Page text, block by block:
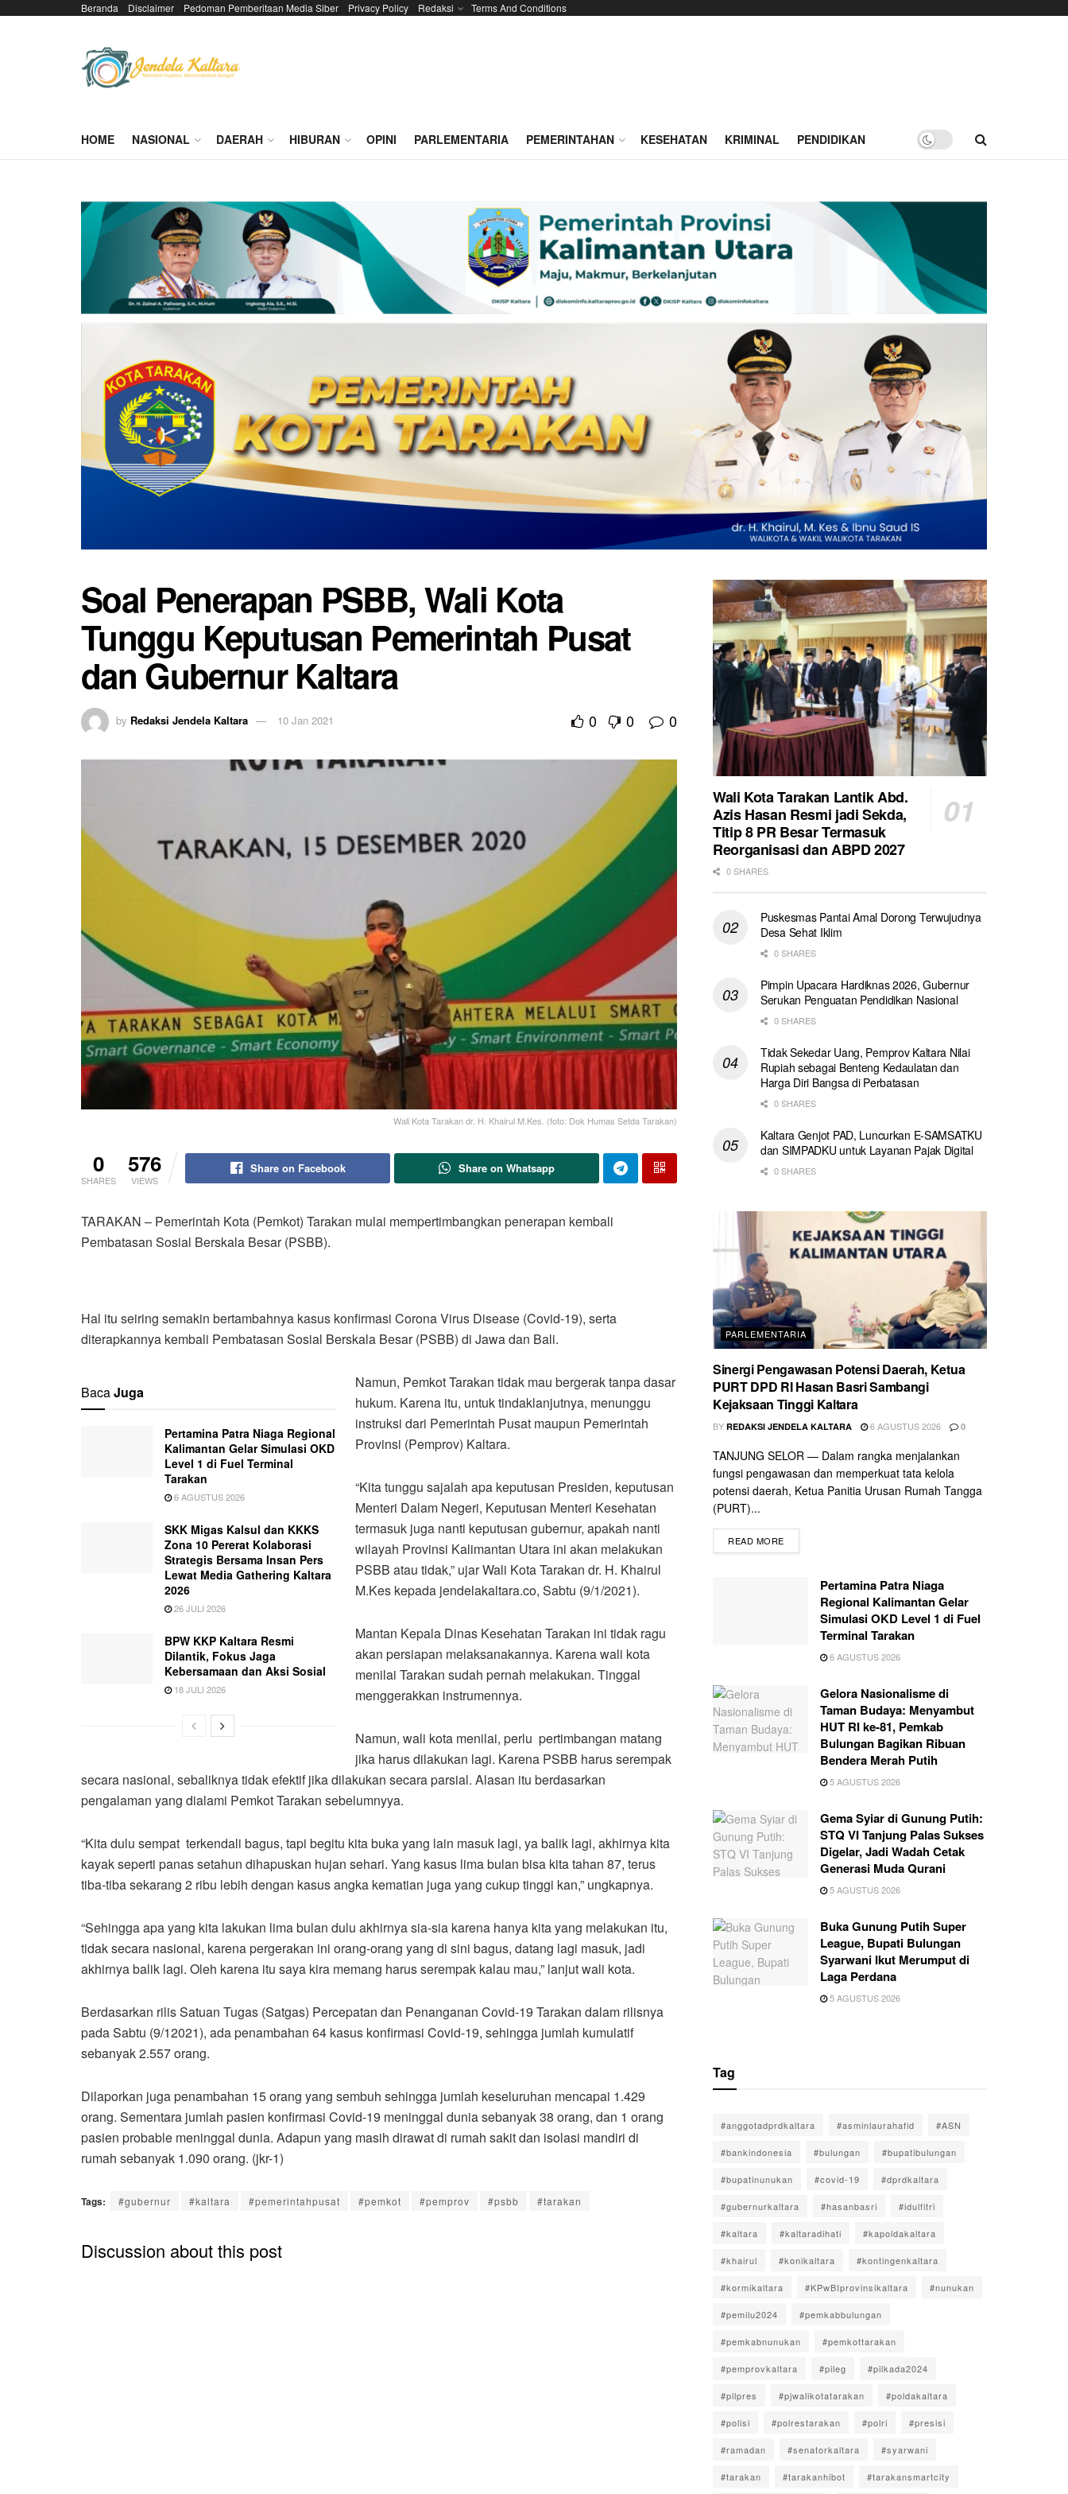
Beranda Disclaimer Pedoman Pemberitaan Media Siber Privacy Policy Redaksi Terms And Conditions
HOME NASIONAL DAERAH HIBURAN OPINI PARLEMENTARIA PEMERINTAHAN KESEHATAN KRIMINAL PENDIDIKAN
Soal Penerapan PSBB, Wali Kota
Tunggu Keputusan Pemerintah Pusat
dan Gubernur Kaltara
by Redaksi Jendela Kaltara 10 Jan 2021 0 0 0
Wali Kota Tarakan dr. H. Khairul M.Kes. (foto: Dok Humas Setda Tarakan)
0
SHARES
576
VIEWS
Share on Facebook Share on Whatsapp
TARAKAN – Pemerintah Kota (Pemkot) Tarakan mulai mempertimbangkan penerapan kembali
Pembatasan Sosial Berskala Besar (PSBB).
Hal itu seiring semakin bertambahnya kasus konfirmasi Corona Virus Disease (Covid-19), serta
diterapkannya kembali Pembatasan Sosial Berskala Besar (PSBB) di Jawa dan Bali.
BacaJuga
Pertamina Patra Niaga Regional
Kalimantan Gelar Simulasi OKD
Level 1 di Fuel Terminal
Tarakan
6 AGUSTUS 2026
SKK Migas Kalsul dan KKKS
Zona 10 Pererat Kolaborasi
Strategis Bersama Insan Pers
Lewat Media Gathering Kaltara
2026
26 JULI 2026
BPW KKP Kaltara Resmi
Dilantik, Fokus Jaga
Kebersamaan dan Aksi Sosial
18 JULI 2026
Namun, Pemkot Tarakan tidak mau bergerak tanpa dasar
hukum. Karena itu, untuk tindaklanjutnya, menunggu
instruksi dari Pemerintah Pusat maupun Pemerintah
Provinsi (Pemprov) Kaltara.
“Kita tunggu sajalah apa keputusan Presiden, keputusan
Menteri Dalam Negeri, Keputusan Menteri Kesehatan
termasuk juga nanti keputusan gubernur, apakah nanti
wilayah Provinsi Kalimantan Utara ini akan melakukan
PSBB atau tidak,” ujar Wali Kota Tarakan dr. H. Khairul
M.Kes kepada jendelakaltara.co, Sabtu (9/1/2021).
Mantan Kepala Dinas Kesehatan Tarakan ini tidak ragu
akan persiapan melaksanakannya. Karena wali kota
menilai Tarakan sudah pernah melakukan. Tinggal
menggerakkan instrumennya.
Namun, wali kota menilai, perlu pertimbangan matang
jika harus dilakukan lagi. Karena PSBB harus serempak
secara nasional, sebaliknya tidak efektif jika dilakukan secara parsial. Alasan itu berdasarkan
pengalaman yang dialami Pemkot Tarakan sebelumnyya.
“Kita dulu sempat terkendali bagus, tapi begitu kita buka yang lain masuk lagi, ya balik lagi, akhirnya kita
kayak seperti panas setahun dihapuskan hujan sehari. Yang kasus lima bulan bisa kita tahan 87, terus
tiba-tiba sekarang 2 ribu lebih dengan kasus angka kematian juga yang cukup tinggi kan,” ungkapnya.
“Sehingga apa yang kita lakukan lima bulan dulu akhirnya sia-sia karena hanya kita yang melakukan itu,
tidak secara nasional, karena pergerakan ini orang-orang yang di sini bagus, datang lagi masuk, jadi
akhirnya balik lagi. Oleh karena itu saya kira memang harus serempak kalau mau,” lanjut wali kota.
Berdasarkan rilis Satuan Tugas (Satgas) Percepatan dan Penanganan Covid-19 Tarakan dalam rilisnya
pada Sabtu (9/12021), ada penambahan 64 kasus konfirmasi Covid-19, sehingga jumlah kumulatif
sebanyak 2.557 orang.
Dilaporkan juga penambahan 15 orang yang sembuh sehingga jumlah keseluruhan mencapai 1.429
orang. Sementara jumlah pasien konfirmasi Covid-19 meninggal dunia sebanyak 38 orang, dan 1 orang
pasien probable meninggal dunia. Adapun yang masih dirawat di rumah sakit dan isolasi mandiri di
rumah sebanyak 1.090 orang. (jkr-1)
Tags: #gubernur #kaltara #pemerintahpusat #pemkot #pemprov #psbb #tarakan
Discussion about this post
Wali Kota Tarakan Lantik Abd.
Azis Hasan Resmi jadi Sekda,
Titip 8 PR Besar Termasuk
Reorganisasi dan ABPD 2027
0 SHARES
Puskesmas Pantai Amal Dorong Terwujudnya
Desa Sehat Iklim
0 SHARES
Pimpin Upacara Hardiknas 2026, Gubernur
Serukan Penguatan Pendidikan Nasional
0 SHARES
Tidak Sekedar Uang, Pemprov Kaltara Nilai
Rupiah sebagai Benteng Kedaulatan dan
Harga Diri Bangsa di Perbatasan
0 SHARES
Kaltara Genjot PAD, Luncurkan E-SAMSATKU
dan SIMPADKU untuk Layanan Pajak Digital
0 SHARES
PARLEMENTARIA
Sinergi Pengawasan Potensi Daerah, Ketua
PURT DPD RI Hasan Basri Sambangi
Kejaksaan Tinggi Kaltara
BY REDAKSI JENDELA KALTARA 6 AGUSTUS 2026 0
TANJUNG SELOR — Dalam rangka menjalankan
fungsi pengawasan dan memperkuat tata kelola
potensi daerah, Ketua Panitia Urusan Rumah Tangga
(PURT)...
READ MORE
Pertamina Patra Niaga
Regional Kalimantan Gelar
Simulasi OKD Level 1 di Fuel
Terminal Tarakan
6 AGUSTUS 2026
Gelora Nasionalisme di
Taman Budaya: Menyambut
HUT RI ke-81, Pemkab
Bulungan Bagikan Ribuan
Bendera Merah Putih
5 AGUSTUS 2026
Gema Syiar di Gunung Putih:
STQ VI Tanjung Palas Sukses
Digelar, Jadi Wadah Cetak
Generasi Muda Qurani
5 AGUSTUS 2026
Buka Gunung Putih Super
League, Bupati Bulungan
Syarwani Ikut Merumput di
Laga Perdana
5 AGUSTUS 2026
Tag
#anggotadprdkaltara #asminlaurahafid #ASN
#bankindonesia #bulungan #bupatibulungan
#bupatinunukan #covid-19 #dprdkaltara
#gubernurkaltara #hasanbasri #idulfitri
#kaltara #kaltaradihati #kapoldakaltara
#khairul #konikaltara #kontingenkaltara
#kormikaltara #KPwBIprovinsikaltara #nunukan
#pemilu2024 #pemkabbulungan
#pemkabnunukan #pemkottarakan
#pemprovkaltara #pileg #pilkada2024
#pilpres #pjwalikotatarakan #poldakaltara
#polisi #polrestarakan #polri #presisi
#ramadan #senatorkaltara #syarwani
#tarakan #tarakanhibot #tarakansmartcity